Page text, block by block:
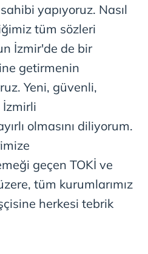
yapıyoruz. Nasıl
tüm sözleri
İzmir'de de bir
getirmenin
Yeni, güvenli,
İzmirli
olmasını diliyorum.
geçen TOKİ ve
tüm kurumlarımız
herkesi tebrik